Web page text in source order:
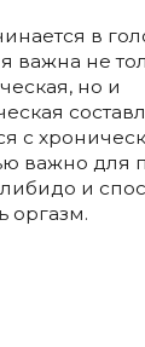
в
важна не
но и
с
важно для
и
оргазм.